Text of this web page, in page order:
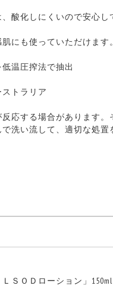
酸化しにくいので安心し
にも使っていただけます。
温圧搾法で抽出
トラリア
応する場合があります。
洗い流して、適切な処置
ＳＯＤローション」150ml